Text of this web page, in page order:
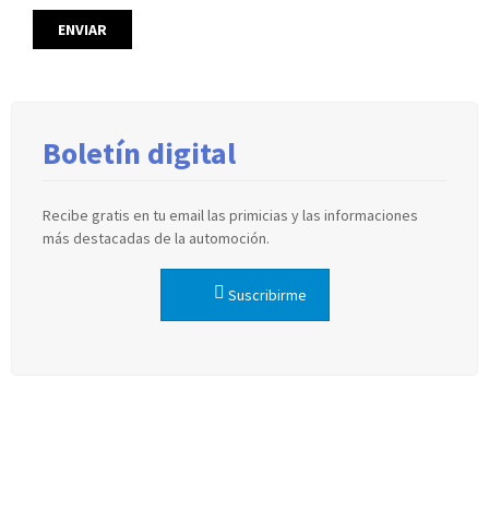
Boletín digital
Recibe gratis en tu email las primicias y las informaciones
más destacadas de la automoción.
Suscribirme